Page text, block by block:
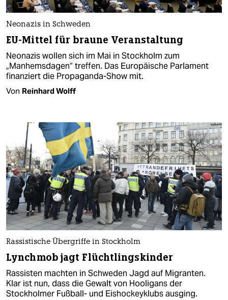
Neonazis in Schweden
EU-Mittel für braune Veranstaltung
Neonazis wollen sich im Mai in Stockholm zum
„Manhemsdagen“ treffen. Das Europäische Parlament
finanziert die Propaganda-Show mit.
Von Reinhard Wolff
Rassistische Übergriffe in Stockholm
Lynchmob jagt Flüchtlingskinder
Rassisten machten in Schweden Jagd auf Migranten.
Klar ist nun, dass die Gewalt von Hooligans der
Stockholmer Fußball- und Eishockeyklubs ausging.